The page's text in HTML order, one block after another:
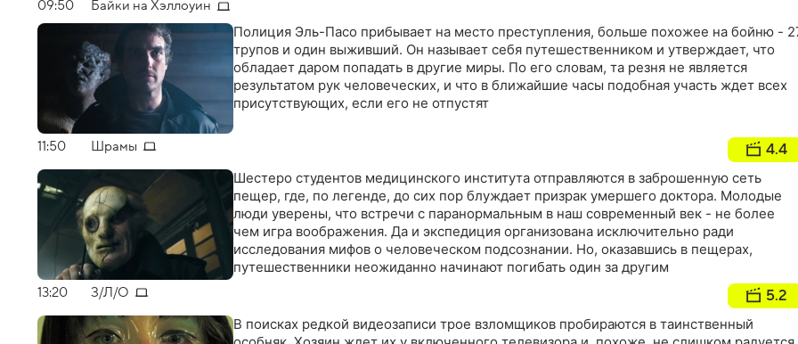
09:50 Байки на Хэллоуин
Полиция Эль-Пасо прибывает на место преступления, больше похожее на бойню -
трупов и один выживший. Он называет себя путешественником и утверждает, что
обладает даром попадать в другие миры. По его словам, та резня не является
результатом рук человеческих, и что в ближайшие часы подобная участь ждет всех
присутствующих, если его не отпустят
11:50 Шрамы 4.4
Шестеро студентов медицинского института отправляются в заброшенную сеть
пещер, где, по легенде, до сих пор блуждает призрак умершего доктора. Молодые
люди уверены, что встречи с паранормальным в наш современный век - не более
чем игра воображения. Да и экспедиция организована исключительно ради
исследования мифов о человеческом подсознании. Но, оказавшись в пещерах,
путешественники неожиданно начинают погибать один за другим
13:20 З/Л/О 5.2
В поисках редкой видеозаписи трое взломщиков пробираются в таинственный